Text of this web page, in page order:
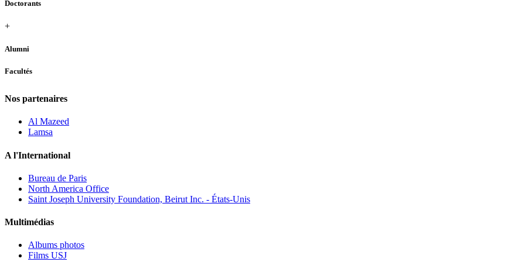
Doctorants
+
Alumni
Facultés
Nos partenaires
Al Mazeed
Lamsa
A l'International
Bureau de Paris
North America Office
Saint Joseph University Foundation, Beirut Inc. - États-Unis
Multimédias
Albums photos
Films USJ